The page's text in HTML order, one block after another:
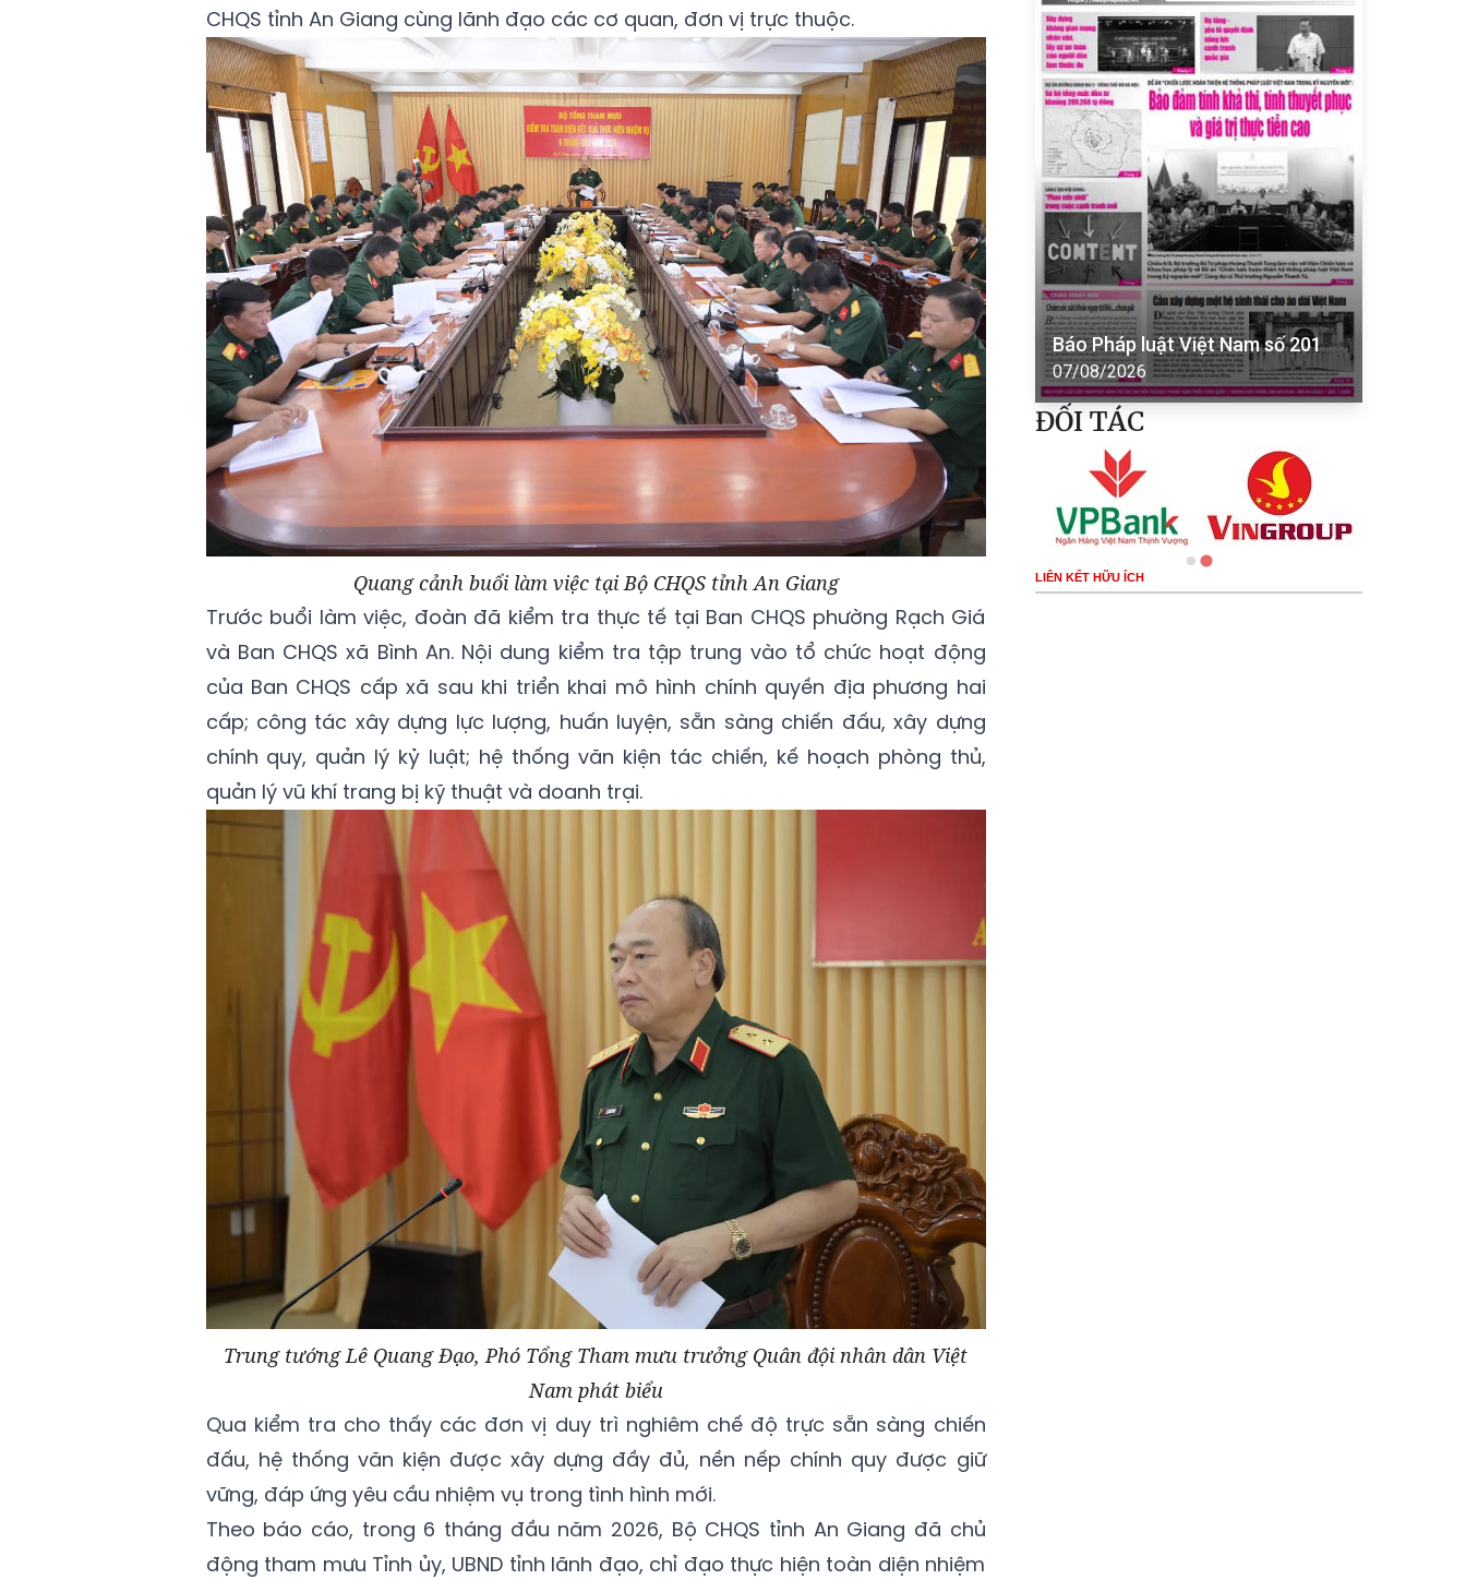
CHQS tỉnh An Giang cùng lãnh đạo các cơ quan, đơn vị trực thuộc.
Quang cảnh buổi làm việc tại Bộ CHQS tỉnh An Giang
Trước buổi làm việc, đoàn đã kiểm tra thực tế tại Ban CHQS phường Rạch Giá
và Ban CHQS xã Bình An. Nội dung kiểm tra tập trung vào tổ chức hoạt động
của Ban CHQS cấp xã sau khi triển khai mô hình chính quyền địa phương hai
cấp; công tác xây dựng lực lượng, huấn luyện, sẵn sàng chiến đấu, xây dựng
chính quy, quản lý kỷ luật; hệ thống văn kiện tác chiến, kế hoạch phòng thủ,
quản lý vũ khí trang bị kỹ thuật và doanh trại.
Trung tướng Lê Quang Đạo, Phó Tổng Tham mưu trưởng Quân đội nhân dân Việt
Nam phát biểu
Qua kiểm tra cho thấy các đơn vị duy trì nghiêm chế độ trực sẵn sàng chiến
đấu, hệ thống văn kiện được xây dựng đầy đủ, nền nếp chính quy được giữ
vững, đáp ứng yêu cầu nhiệm vụ trong tình hình mới.
Theo báo cáo, trong 6 tháng đầu năm 2026, Bộ CHQS tỉnh An Giang đã chủ
động tham mưu Tỉnh ủy, UBND tỉnh lãnh đạo, chỉ đạo thực hiện toàn diện nhiệm
Báo Pháp luật Việt Nam số 201
07/08/2026
ĐỐI TÁC
LIÊN KẾT HỮU ÍCH